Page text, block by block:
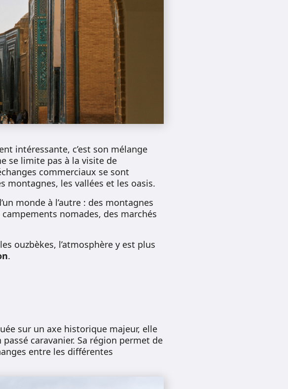
intéressante, c’est son mélange
se limite pas à la visite de
commerciaux se sont
montagnes, les vallées et les oasis.
monde à l’autre : des montagnes
nomades, des marchés
ouzbèkes, l’atmosphère y est plus
.
sur un axe historique majeur, elle
caravanier. Sa région permet de
entre les différentes